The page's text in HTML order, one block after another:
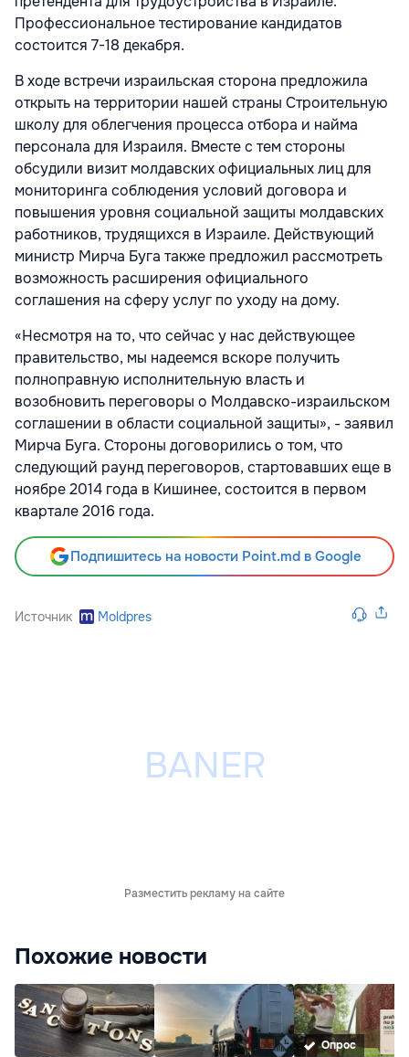
Профессиональное тестирование кандидатов
состоится 7-18 декабря.
В ходе встречи израильская сторона предложила
открыть на территории нашей страны Строительную
школу для облегчения процесса отбора и найма
персонала для Израиля. Вместе с тем стороны
обсудили визит молдавских официальных лиц для
мониторинга соблюдения условий договора и
повышения уровня социальной защиты молдавских
работников, трудящихся в Израиле. Действующий
министр Мирча Буга также предложил рассмотреть
возможность расширения официального
соглашения на сферу услуг по уходу на дому.
«Несмотря на то, что сейчас у нас действующее
правительство, мы надеемся вскоре получить
полноправную исполнительную власть и
возобновить переговоры о Молдавско-израильском
соглашении в области социальной защиты», - заявил
Мирча Буга. Стороны договорились о том, что
следующий раунд переговоров, стартовавших еще в
ноябре 2014 года в Кишинее, состоится в первом
квартале 2016 года.
Подпишитесь на новости Point.md в Google
Источник Moldpres
Разместить рекламу на сайте
Похожие новости
Опрос